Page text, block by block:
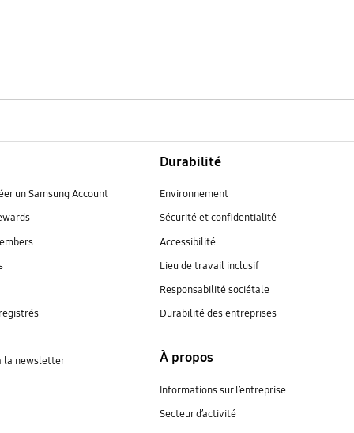
un Samsung Account
la newsletter
Durabilité
Environnement
Sécurité et confidentialité
Accessibilité
Lieu de travail inclusif
Responsabilité sociétale
Durabilité des entreprises
À propos
Informations sur l’entreprise
Secteur d’activité